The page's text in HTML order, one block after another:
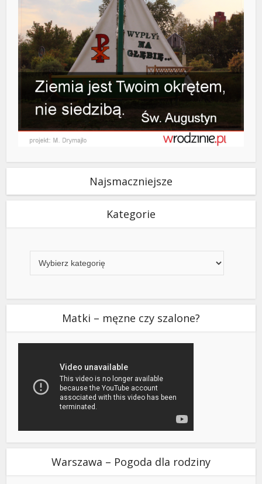
Najsmaczniejsze
Kategorie
Matki – męzne czy szalone?
Warszawa – Pogoda dla rodziny